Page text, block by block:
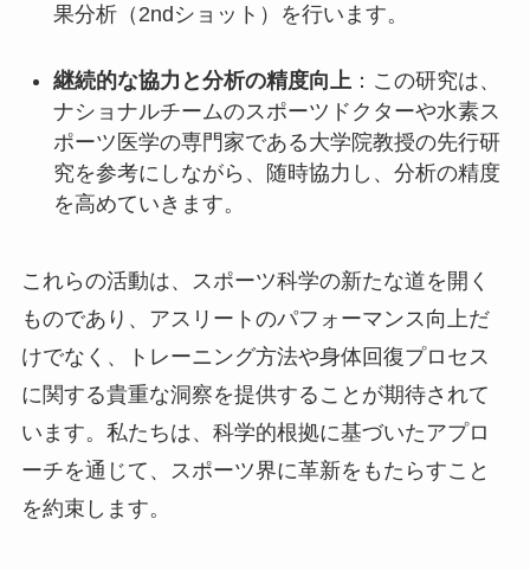
果分析（2ndショット）を行います。
継続的な協力と分析の精度向上：この研究は、
ナショナルチームのスポーツドクターや水素ス
ポーツ医学の専門家である大学院教授の先行研
究を参考にしながら、随時協力し、分析の精度
を高めていきます。
これらの活動は、スポーツ科学の新たな道を開く
ものであり、アスリートのパフォーマンス向上だ
けでなく、トレーニング方法や身体回復プロセス
に関する貴重な洞察を提供することが期待されて
います。私たちは、科学的根拠に基づいたアプロ
ーチを通じて、スポーツ界に革新をもたらすこと
を約束します。